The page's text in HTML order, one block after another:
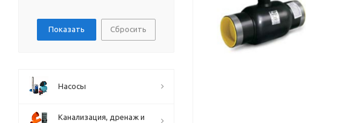
Сбросить
Насосы
Канализация, дренаж и